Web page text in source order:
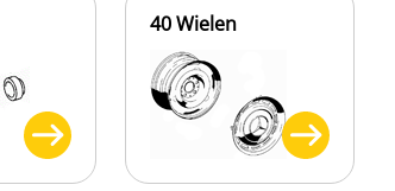
40 Wielen